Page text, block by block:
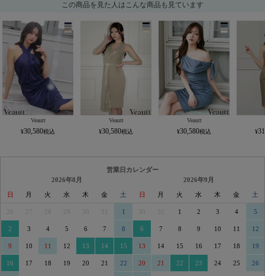
この商品を見た人はこんな商品も見ています
Veautt
30,580
Veautt
30,580
Veautt
30,580
営業日カレンダー
2026年8月
日 月 火 水 木 金 土
29 30 31 1
2 3 4 5 6 7 8
9 10 11 12 13 14 15
16 17 18 19 20 21 22
2026年9月
日 月 火 水 木 金 土
30 31 1 2 3 4 5
6 7 8 9 10 11 12
13 14 15 16 17 18 19
20 21 22 23 24 25 26